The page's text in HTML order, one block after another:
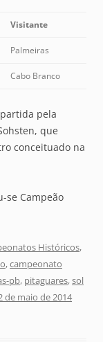
Visitante
Palmeiras
Cabo Branco
pela
que
conceituado na
se Campeão
Históricos,
,campeonato
pb, pitaguares,sol
de maio de 2014